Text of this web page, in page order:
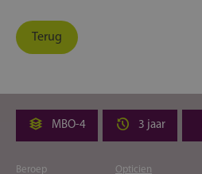
Terug
MBO-4 3 jaar
Beroep
Opticien